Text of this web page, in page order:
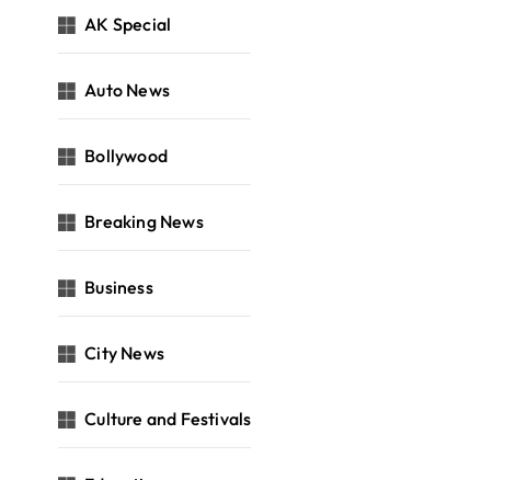
AK Special
Auto News
Bollywood
Breaking News
Business
City News
Culture and Festivals